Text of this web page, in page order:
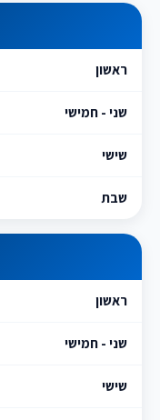
ראשון
שני - חמישי
שישי
שבת
ראשון
שני - חמישי
שישי